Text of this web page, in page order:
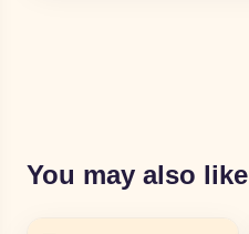
You may also like